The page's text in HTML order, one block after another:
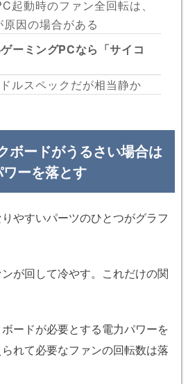
起動時のファン全回転は、
因の場合がある
ーミングPCなら「サイコ
ルスペックだが相当静か
ボードがうるさい場合は
ーを落とす
やすいパーツのひとつがグラフ
が回して冷やす。これだけの関
ードが必要とする電力パワーを
れて必要なファンの回転数は落